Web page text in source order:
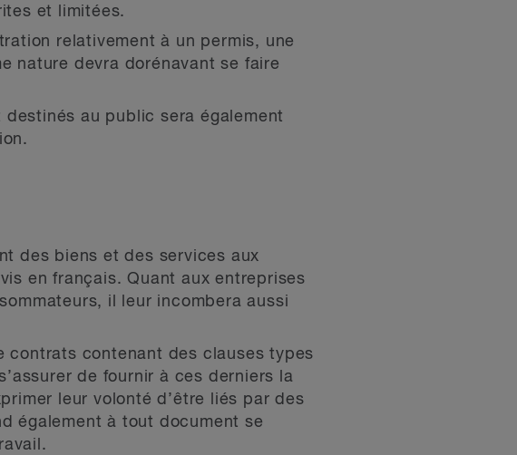
et limitées.
relativement à un permis, une
nature devra dorénavant se faire
au public sera également
des biens et des services aux
en français. Quant aux entreprises
il leur incombera aussi
contrats contenant des clauses types
de fournir à ces derniers la
leur volonté d’être liés par des
également à tout document se